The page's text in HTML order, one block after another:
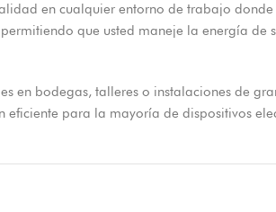
en cualquier entorno de trabajo
que usted maneje la energía
en bodegas, talleres o instalaciones de
para la mayoría de dispositivos